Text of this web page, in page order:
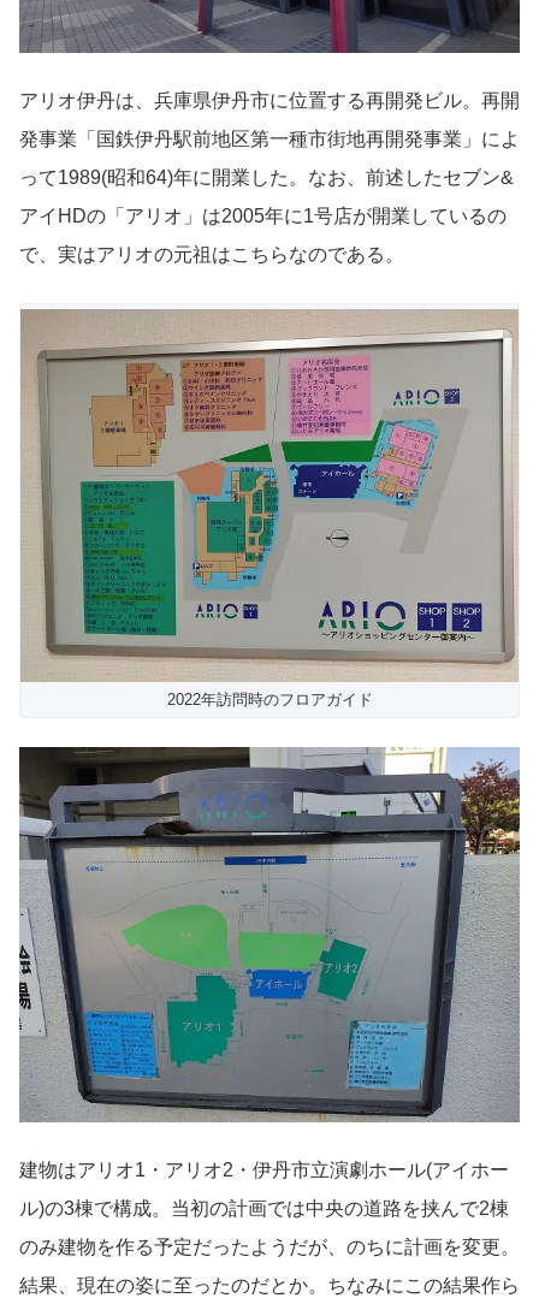
アリオ伊丹は、兵庫県伊丹市に位置する再開発ビル。再開
発事業「国鉄伊丹駅前地区第一種市街地再開発事業」によ
って1989(昭和64)年に開業した。なお、前述したセブン&
アイHDの「アリオ」は2005年に1号店が開業しているの
で、実はアリオの元祖はこちらなのである。
2022年訪問時のフロアガイド
建物はアリオ1・アリオ2・伊丹市立演劇ホール(アイホー
ル)の3棟で構成。当初の計画では中央の道路を挟んで2棟
のみ建物を作る予定だったようだが、のちに計画を変更。
結果、現在の姿に至ったのだとか。ちなみにこの結果作ら